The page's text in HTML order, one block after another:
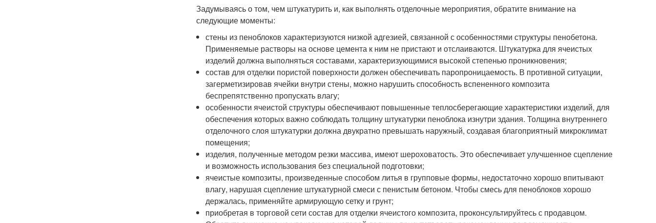
Задумываясь о том, чем штукатурить и, как выполнять отделочные мероприятия, обратите внимание на
следующие моменты:
стены из пеноблоков характеризуются низкой адгезией, связанной с особенностями структуры пенобетона.
Применяемые растворы на основе цемента к ним не пристают и отслаиваются. Штукатурка для ячеистых
изделий должна выполняться составами, характеризующимися высокой степенью проникновения;
состав для отделки пористой поверхности должен обеспечивать паропроницаемость. В противной ситуации,
загерметизировав ячейки внутри стены, можно нарушить способность вспененного композита
беспрепятственно пропускать влагу;
особенности ячеистой структуры обеспечивают повышенные теплосберегающие характеристики изделий, для
обеспечения которых важно соблюдать толщину штукатурки пеноблока изнутри здания. Толщина внутреннего
отделочного слоя штукатурки должна двукратно превышать наружный, создавая благоприятный микроклимат
помещения;
изделия, полученные методом резки массива, имеют шероховатость. Это обеспечивает улучшенное сцепление
и возможность использования без специальной подготовки;
ячеистые композиты, произведенные способом литья в групповые формы, недостаточно хорошо впитывают
влагу, нарушая сцепление штукатурной смеси с пенистым бетоном. Чтобы смесь для пеноблоков хорошо
держалась, применяйте армирующую сетку и грунт;
приобретая в торговой сети состав для отделки ячеистого композита, проконсультируйтесь с продавцом.